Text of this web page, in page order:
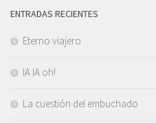
ENTRADAS RECIENTES
Eterno viajero
IA IA oh!
La cuestión del embuchado